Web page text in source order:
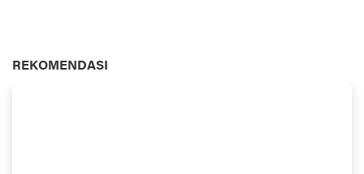
REKOMENDASI